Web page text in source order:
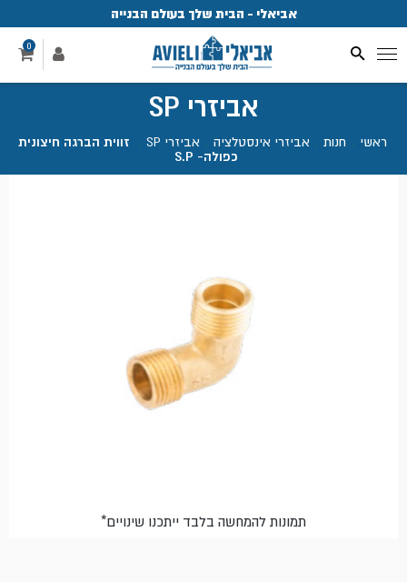
אביאלי - הבית שלך בעולם הבנייה
0
אביזרי SP
ראשי חנות אביזרי אינסטלציה אביזרי SP
זווית הברגה חיצונית
כפולה- S.P
*תמונות להמחשה בלבד ייתכנו שינויים